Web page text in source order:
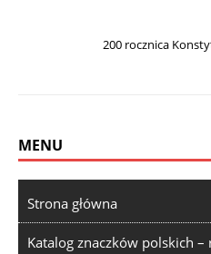
200 rocznica
MENU
Strona główna
Katalog znaczków polskich –